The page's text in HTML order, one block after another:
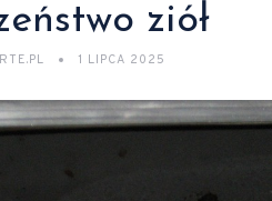
ziół
1 LIPCA 2025